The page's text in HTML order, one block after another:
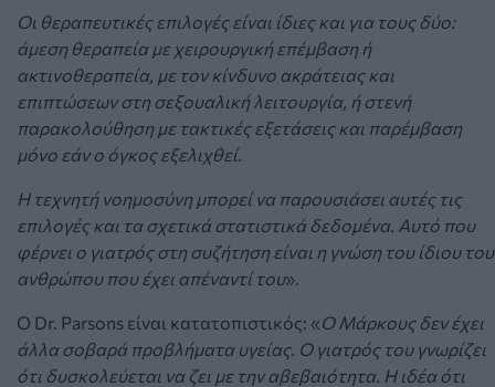
Οι θεραπευτικές επιλογές είναι ίδιες και για τους δύο:
άμεση θεραπεία με χειρουργική επέμβαση ή
ακτινοθεραπεία, με τον κίνδυνο ακράτειας και
επιπτώσεων στη σεξουαλική λειτουργία, ή στενή
παρακολούθηση με τακτικές εξετάσεις και παρέμβαση
μόνο εάν ο όγκος εξελιχθεί.
Η τεχνητή νοημοσύνη μπορεί να παρουσιάσει αυτές τις
επιλογές και τα σχετικά στατιστικά δεδομένα. Αυτό που
φέρνει ο γιατρός στη συζήτηση είναι η γνώση του ίδιου του
ανθρώπου που έχει απέναντί του».
Ο Dr. Parsons είναι κατατοπιστικός: «Ο Μάρκους δεν έχει
άλλα σοβαρά προβλήματα υγείας. Ο γιατρός του γνωρίζει
ότι δυσκολεύεται να ζει με την αβεβαιότητα. Η ιδέα ότι